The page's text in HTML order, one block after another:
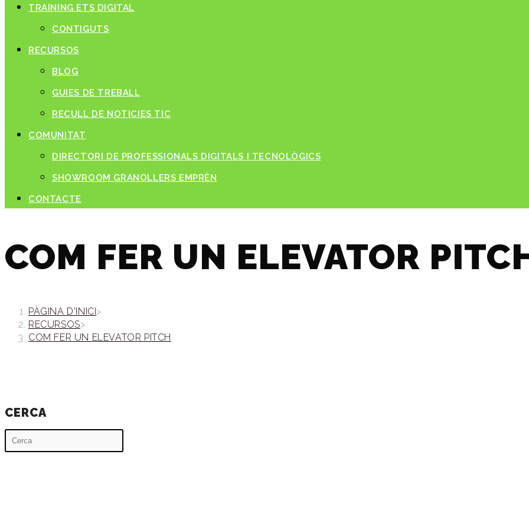
TRAINING ETS DIGITAL
CONTIGUTS
RECURSOS
BLOG
GUIES DE TREBALL
RECULL DE NOTICIES TIC
COMUNITAT
DIRECTORI DE PROFESSIONALS DIGITALS I TECNOLÒGICS
SHOWROOM GRANOLLERS EMPRÈN
CONTACTE
COM FER UN ELEVATOR
PÀGINA D'INICI >
RECURSOS>
COM FER UN ELEVATOR PITCH
CERCA